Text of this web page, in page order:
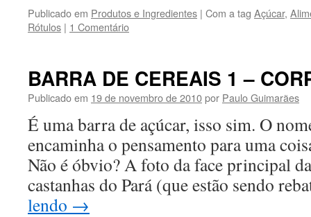
Publicado em Produtos e Ingredientes | Com a tag Açúcar,
Rótulos | 1 Comentário
BARRA DE CEREAIS 1 –
Publicado em 19 de novembro de 2010por Paulo Guimarães
É uma barra de açúcar, isso sim. O
encaminha o pensamento para uma
Não é óbvio? A foto da face principal
castanhas do Pará (que estão sendo
lendo →